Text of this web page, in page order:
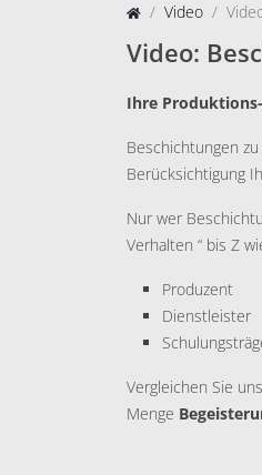
Video
Video:
Ihre
Beschichtungen
Berücksichtigung
Nur wer
Verhalten “ bis Z
Produzent
Dienstleister
Vergleichen Sie
Menge